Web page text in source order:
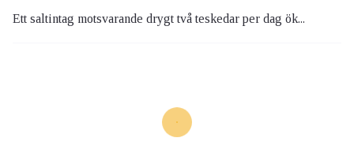
Ett saltintag motsvarande drygt två teskedar per dag ök...